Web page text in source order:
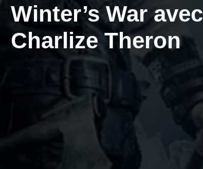
Winter’s War avec
Charlize Theron